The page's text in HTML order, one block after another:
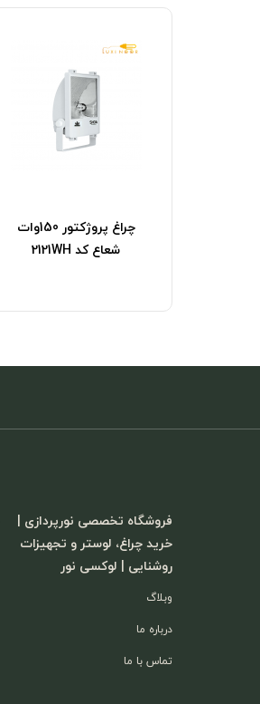
چراغ پروژکتور 150وات
شعاع کد 2121WH
فروشگاه تخصصی نورپردازی |
خرید چراغ، لوستر و تجهیزات
روشنایی | لوکسی نور
وبلاگ
درباره ما
تماس با ما